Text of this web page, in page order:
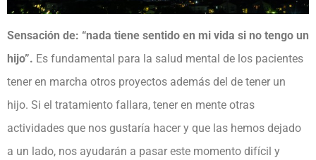
Sensación de: “nada tiene sentido en mi vida si no tengo un
hijo”. Es fundamental para la salud mental de los pacientes
tener en marcha otros proyectos además del de tener un
hijo. Si el tratamiento fallara, tener en mente otras
actividades que nos gustaría hacer y que las hemos dejado
a un lado, nos ayudarán a pasar este momento difícil y